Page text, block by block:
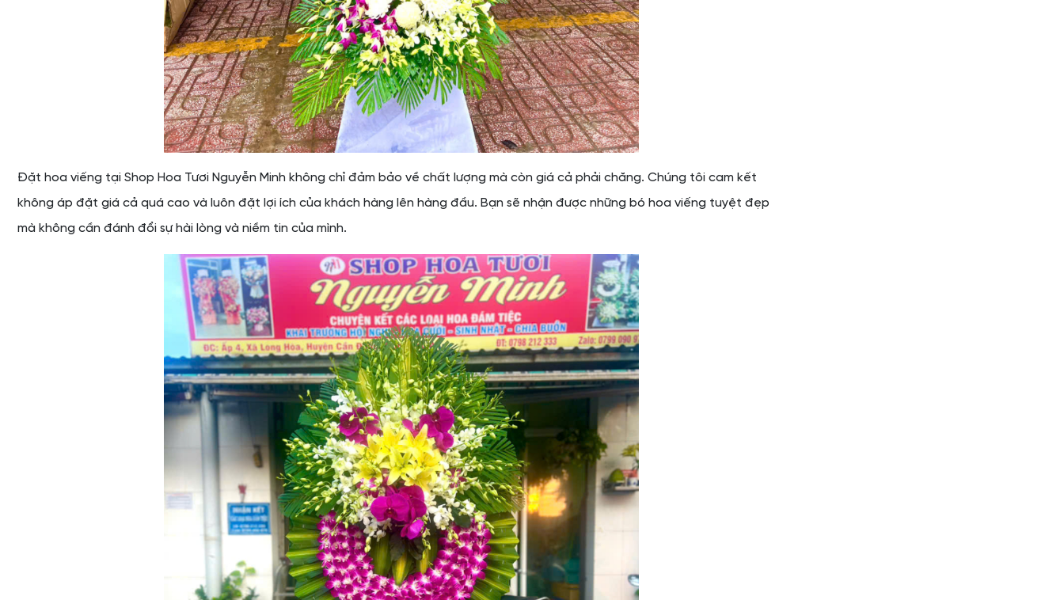
Đặt hoa viếng tại Shop Hoa Tươi Nguyễn Minh không chỉ đảm bảo về chất lượng mà còn giá cả phải chăng. Chúng tôi cam kết
không áp đặt giá cả quá cao và luôn đặt lợi ích của khách hàng lên hàng đầu. Bạn sẽ nhận được những bó hoa viếng tuyệt đẹp
mà không cần đánh đổi sự hài lòng và niềm tin của mình.